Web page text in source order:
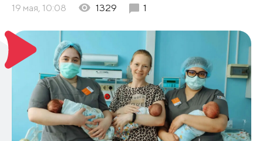
19 мая, 10:08 1329 1